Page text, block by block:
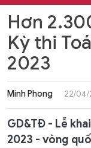
Hơn
Kỳ thi
2023
Minh Phong 22/04/
GD&TĐ - Lễ
2023 - vòng